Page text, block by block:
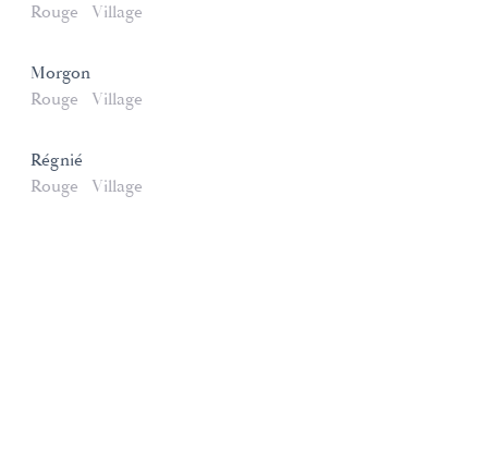
Rouge
Village
Morgon
Rouge
Village
Régnié
Rouge
Village